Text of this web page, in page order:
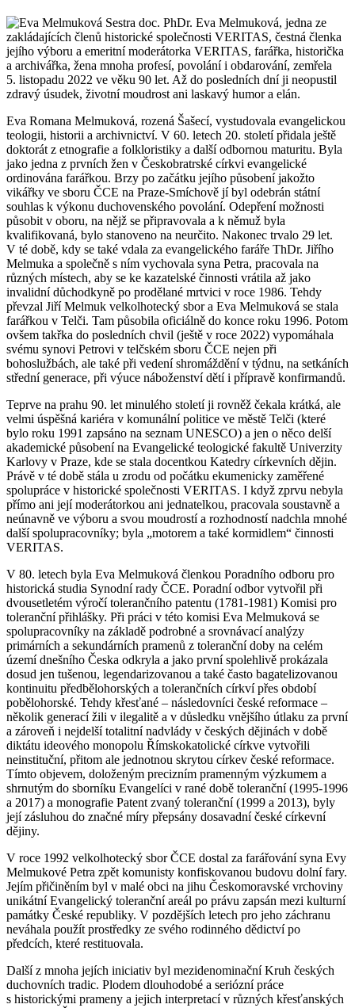
Sestra doc. PhDr. Eva Melmuková, jedna ze
zakládajících členů historické společnosti VERITAS, čestná členka
jejího výboru a emeritní moderátorka VERITAS, farářka, historička
a archivářka, žena mnoha profesí, povolání i obdarování, zemřela
5. listopadu 2022 ve věku 90 let. Až do posledních dní ji neopustil
zdravý úsudek, životní moudrost ani laskavý humor a elán.
Eva Romana Melmuková, rozená Šašecí, vystudovala evangelickou
teologii, historii a archivnictví. V 60. letech 20. století přidala ještě
doktorát z etnografie a folkloristiky a další odbornou maturitu. Byla
jako jedna z prvních žen v Českobratrské církvi evangelické
ordinována farářkou. Brzy po začátku jejího působení jakožto
vikářky ve sboru ČCE na Praze-Smíchově jí byl odebrán státní
souhlas k výkonu duchovenského povolání. Odepření možnosti
působit v oboru, na nějž se připravovala a k němuž byla
kvalifikovaná, bylo stanoveno na neurčito. Nakonec trvalo 29 let.
V té době, kdy se také vdala za evangelického faráře ThDr. Jiřího
Melmuka a společně s ním vychovala syna Petra, pracovala na
různých místech, aby se ke kazatelské činnosti vrátila až jako
invalidní důchodkyně po prodělané mrtvici v roce 1986. Tehdy
převzal Jiří Melmuk velkolhotecký sbor a Eva Melmuková se stala
farářkou v Telči. Tam působila oficiálně do konce roku 1996. Potom
ovšem takřka do posledních chvil (ještě v roce 2022) vypomáhala
svému synovi Petrovi v telčském sboru ČCE nejen při
bohoslužbách, ale také při vedení shromáždění v týdnu, na setkáních
střední generace, při výuce náboženství dětí i přípravě konfirmandů.
Teprve na prahu 90. let minulého století ji rovněž čekala krátká, ale
velmi úspěšná kariéra v komunální politice ve městě Telči (které
bylo roku 1991 zapsáno na seznam UNESCO) a jen o něco delší
akademické působení na Evangelické teologické fakultě Univerzity
Karlovy v Praze, kde se stala docentkou Katedry církevních dějin.
Právě v té době stála u zrodu od počátku ekumenicky zaměřené
spolupráce v historické společnosti VERITAS. I když zprvu nebyla
přímo ani její moderátorkou ani jednatelkou, pracovala soustavně a
neúnavně ve výboru a svou moudrostí a rozhodností nadchla mnohé
další spolupracovníky; byla „motorem a také kormidlem“ činnosti
VERITAS.
V 80. letech byla Eva Melmuková členkou Poradního odboru pro
historická studia Synodní rady ČCE. Poradní odbor vytvořil při
dvousetletém výročí tolerančního patentu (1781-1981) Komisi pro
toleranční přihlášky. Při práci v této komisi Eva Melmuková se
spolupracovníky na základě podrobné a srovnávací analýzy
primárních a sekundárních pramenů z toleranční doby na celém
území dnešního Česka odkryla a jako první spolehlivě prokázala
dosud jen tušenou, legendarizovanou a také často bagatelizovanou
kontinuitu předbělohorských a tolerančních církví přes období
pobělohorské. Tehdy křesťané – následovníci české reformace –
několik generací žili v ilegalitě a v důsledku vnějšího útlaku za první
a zároveň i nejdelší totalitní nadvlády v českých dějinách v době
diktátu ideového monopolu Římskokatolické církve vytvořili
neinstituční, přitom ale jednotnou skrytou církev české reformace.
Tímto objevem, doloženým precizním pramenným výzkumem a
shrnutým do sborníku Evangelíci v rané době toleranční (1995-1996
a 2017) a monografie Patent zvaný toleranční (1999 a 2013), byly
její zásluhou do značné míry přepsány dosavadní české církevní
dějiny.
V roce 1992 velkolhotecký sbor ČCE dostal za farářování syna Evy
Melmukové Petra zpět komunisty konfiskovanou budovu dolní fary.
Jejím přičiněním byl v malé obci na jihu Českomoravské vrchoviny
unikátní Evangelický toleranční areál po právu zapsán mezi kulturní
památky České republiky. V pozdějších letech pro jeho záchranu
neváhala použít prostředky ze svého rodinného dědictví po
předcích, které restituovala.
Další z mnoha jejích iniciativ byl mezidenominační Kruh českých
duchovních tradic. Plodem dlouhodobé a seriózní práce
s historickými prameny a jejich interpretací v různých křesťanských